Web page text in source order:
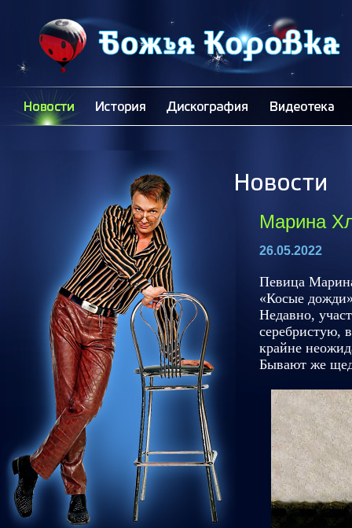
Марина
26.05.2022
Певица
«Косые
Недавно,
серебристую,
крайне
Бывают же